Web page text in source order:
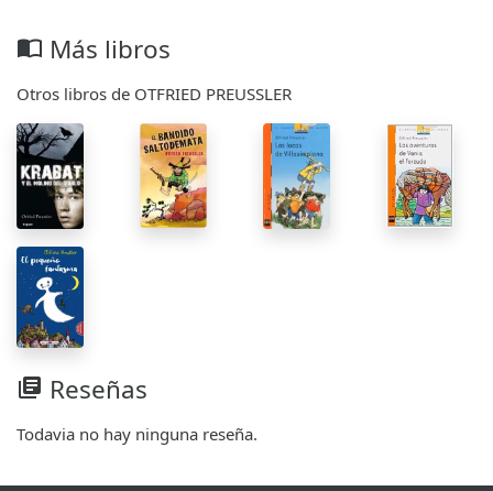
import_contacts Más libros
Otros libros de OTFRIED PREUSSLER
library_books Reseñas
Todavia no hay ninguna reseña.